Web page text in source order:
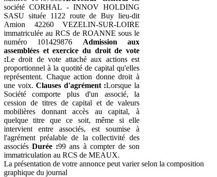
société CORHAL - INNOV HOLDING
SASU située 1122 route de Buy lieu-dit
Amion 42260 VEZELIN-SUR-LOIRE
immatriculée au RCS de ROANNE sous le
numéro 101429876 Admission aux
assemblées et exercice du droit de vote
:Le droit de vote attaché aux actions est
proportionnel à la quotité de capital qu'elles
représentent. Chaque action donne droit à
une voix.Clauses d'agrément :Lorsque la
Société comporte plus d'un associé, la
cession de titres de capital et de valeurs
mobilières donnant accès au capital, à
quelque titre que ce soit, même si elle
intervient entre associés, est soumise à
l'agrément préalable de la collectivité des
associésDurée :99 ans à compter de son
immatriculation au RCS de MEAUX.
La présentation de votre annonce peut varier selon la composition
graphique du journal